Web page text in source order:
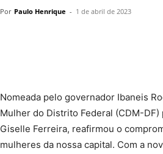
Por Paulo Henrique - 1 de abril de 2023
Nomeada pelo governador Ibaneis
Mulher do Distrito Federal (CDM-
Giselle Ferreira, reafirmou o
mulheres da nossa capital. Com a